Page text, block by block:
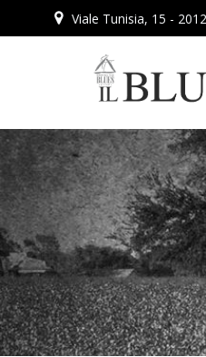
al
Viale Tunisia, 15 -